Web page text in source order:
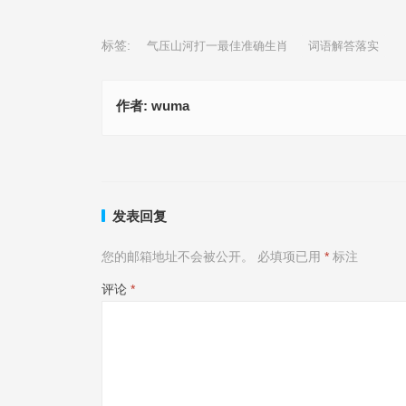
标签: 气压山河打一最佳准确生肖 词语解答落实
作者: wuma
发表回复
您的邮箱地址不会被公开。 必填项已用 * 标注
评论 *